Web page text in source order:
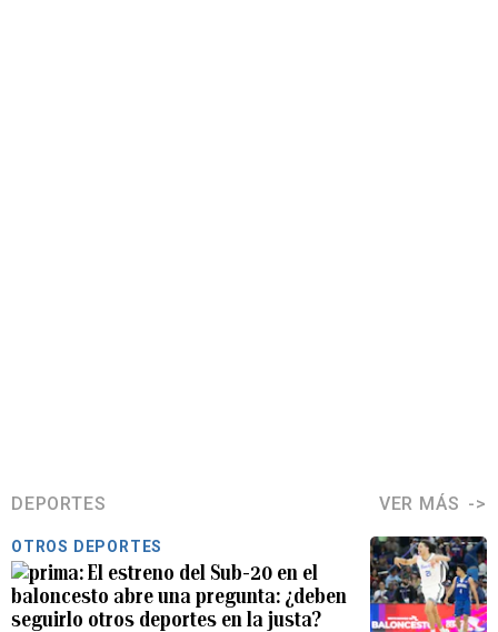
DEPORTES VER MÁS
OTROS DEPORTES
El estreno del Sub-20 en el
baloncesto abre una pregunta: ¿deben
seguirlo otros deportes en la justa?